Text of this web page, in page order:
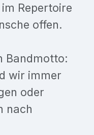
Repertoire
offen.
Bandmotto:
wir immer
oder
nach